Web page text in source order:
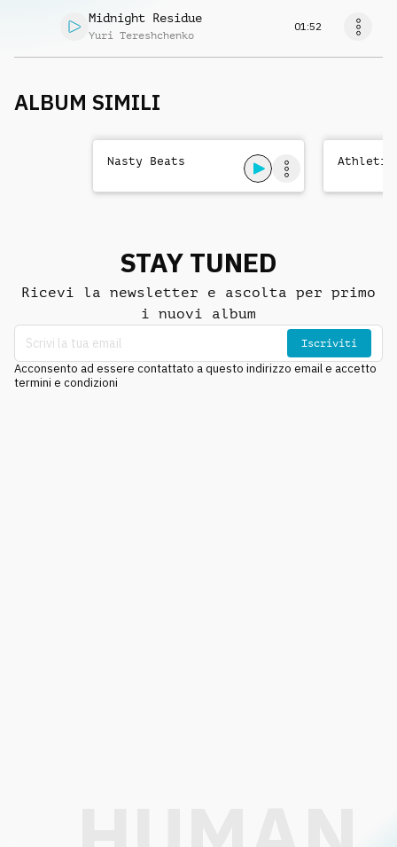
Midnight Residue
Yuri Tereshchenko
01:52
ALBUM SIMILI
Nasty Beats Athletic
STAY TUNED
Ricevi la newsletter e ascolta per primo
i nuovi album
Iscriviti
Acconsento ad essere contattato a questo indirizzo email e accetto
termini e condizioni